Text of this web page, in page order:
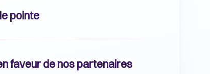
pointe
faveur de nos partenaires